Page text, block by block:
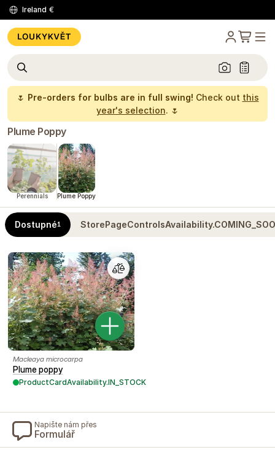
Ireland €
🌷 Pre-orders for bulbs are in full swing! Check out this
year's selection. 🌷
Plume Poppy
Perennials Plume Poppy
Dostupné1
Macleaya microcarpa
Plume poppy
ProductCardAvailability.IN_STOCK
Napište nám přes
Formulář